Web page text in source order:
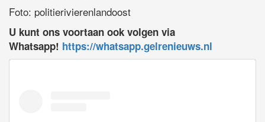
Foto: politierivierenlandoost
U kunt ons voortaan ook volgen via
Whatsapp! https://whatsapp.gelrenieuws.nl